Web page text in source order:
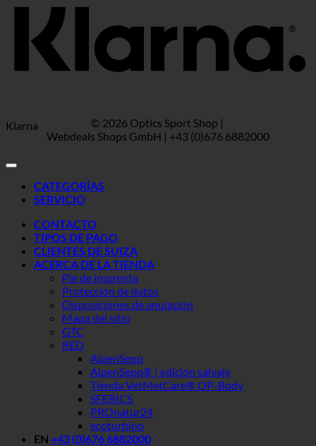
Klarna
© 2026 Optics Sport Shop |
Webdeals Shops GmbH | +43 (0)676 6882000
CATEGORÍAS
SERVICIO
CONTACTO
TIPOS DE PAGO
CLIENTES DE SUIZA
ACERCA DE LA TIENDA
Pie de imprenta
Protección de datos
Disposiciones de anulación
Mapa del sitio
GTC
RED
AlpenSepp
AlpenSepp® | edición salvaje
Tienda VetMetCare® OP-Body
SFERICS
PROnatur24
ecoturbino
EN +43 (0)676 6882000